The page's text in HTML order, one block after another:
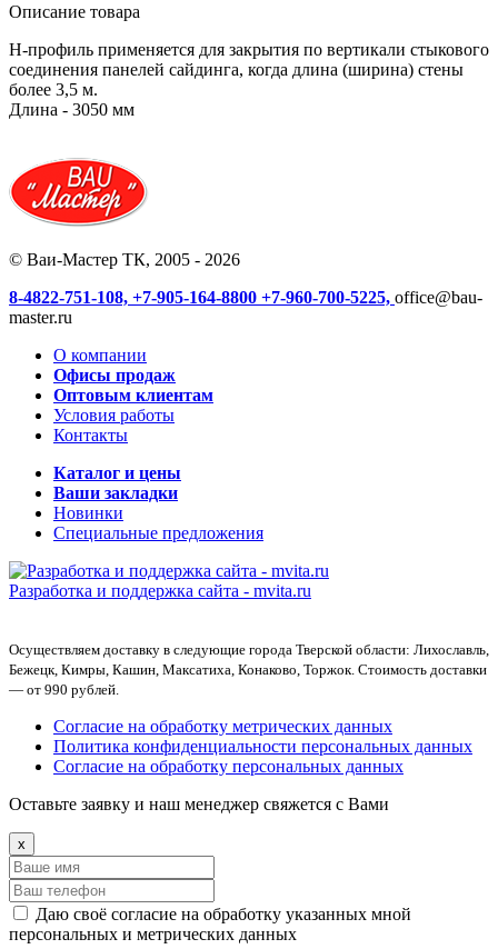
Описание товара
Н-профиль применяется для закрытия по вертикали стыкового
соединения панелей сайдинга, когда длина (ширина) стены
более 3,5 м.
Длина - 3050 мм
© Ваи-Мастер ТК, 2005 - 2026
8-4822-751-108, +7-905-164-8800 +7-960-700-5225, office@bau-
master.ru
О компании
Офисы продаж
Оптовым клиентам
Условия работы
Контакты
Каталог и цены
Ваши закладки
Новинки
Специальные предложения
Разработка и поддержка сайта - mvita.ru
Осуществляем доставку в следующие города Тверской области: Лихославль,
Бежецк, Кимры, Кашин, Максатиха, Конаково, Торжок. Стоимость доставки
— от 990 рублей.
Согласие на обработку метрических данных
Политика конфиденциальности персональных данных
Согласие на обработку персональных данных
Оставьте заявку и наш менеджер свяжется с Вами
x
Даю своё согласие на обработку указанных мной
персональных и метрических данных